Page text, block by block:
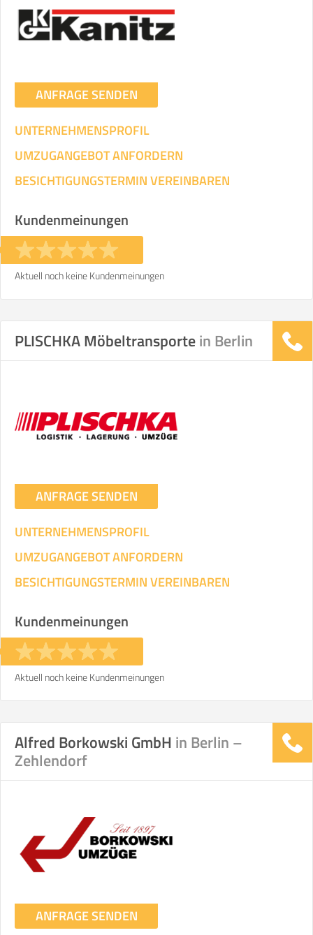
ANFRAGE SENDEN
UNTERNEHMENSPROFIL
UMZUGANGEBOT ANFORDERN
BESICHTIGUNGSTERMIN VEREINBAREN
Kundenmeinungen
Aktuell noch keine Kundenmeinungen
PLISCHKA Möbeltransportein Berlin
ANFRAGE SENDEN
UNTERNEHMENSPROFIL
UMZUGANGEBOT ANFORDERN
BESICHTIGUNGSTERMIN VEREINBAREN
Kundenmeinungen
Aktuell noch keine Kundenmeinungen
Alfred Borkowski GmbH in Berlin –
Zehlendorf
ANFRAGE SENDEN